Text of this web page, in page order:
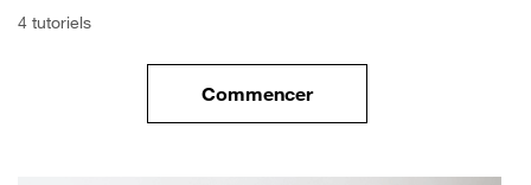
4 tutoriels
Commencerle tuto pour Commencer avec